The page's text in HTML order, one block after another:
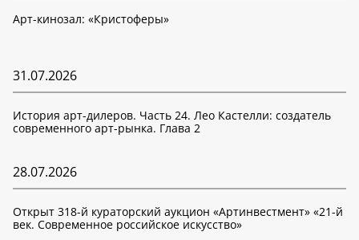
Арт-кинозал: «Кристоферы»
31.07.2026
История арт-дилеров. Часть 24. Лео Кастелли: создатель
современного арт-рынка. Глава 2
28.07.2026
Открыт 318-й кураторский аукцион «Артинвестмент» «21-й
век. Современное российское искусство»